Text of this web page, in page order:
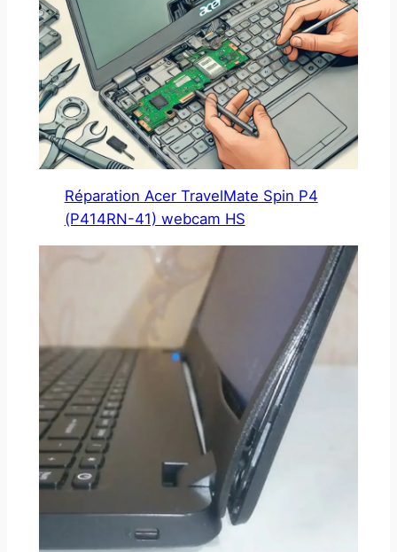
Réparation Acer TravelMate Spin P4
(P414RN-41) webcam HS